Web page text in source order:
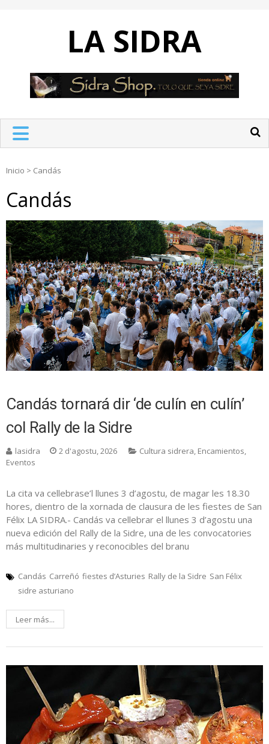
LA SIDRA
Inicio > Candás
Candás
Candás tornará dir ‘de culín en culín’
col Rally de la Sidre
lasidra 2 d'agostu, 2026 Cultura sidrera, Encamientos,
Eventos
La cita va cellebrase’l llunes 3 d’agostu, de magar les 18.30
hores, dientro de la xornada de clausura de les fiestes de San
Félix LA SIDRA.- Candás va cellebrar el llunes 3 d’agostu una
nueva edición del Rally de la Sidre, una de les convocatories
más multitudinaries y reconocibles del branu
Candás Carreñó fiestes d’Asturies Rally de la Sidre San Félix
sidre asturiano
Leer más...